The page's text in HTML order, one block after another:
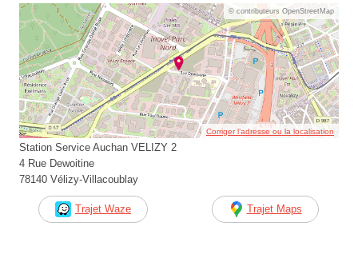
© contributeurs OpenStreetMap
Corriger l’adresse ou la localisation
Station Service Auchan VELIZY 2
4 Rue Dewoitine
78140 Vélizy-Villacoublay
Trajet Waze Trajet Maps